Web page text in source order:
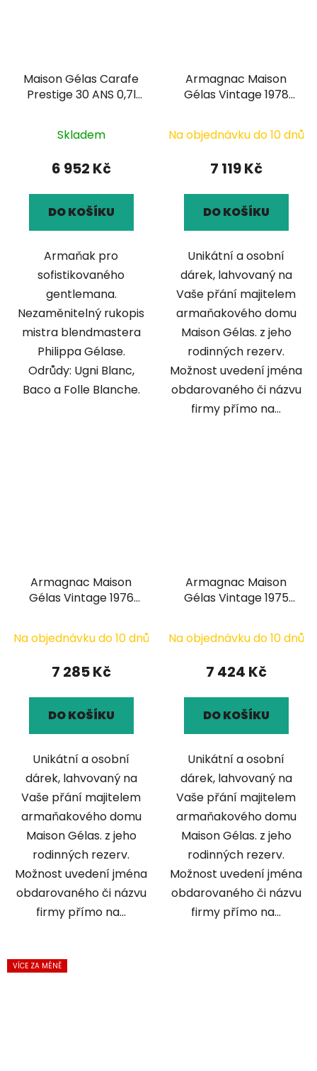
Maison Gélas Carafe
Prestige 30 ANS 0,7l
Skladem
6 952 Kč
DO KOŠÍKU
Armaňak pro
sofistikovaného
gentlemana.
Nezaměnitelný rukopis
mistra blendmastera
Philippa Gélase.
Odrůdy: Ugni Blanc,
Baco a Folle Blanche.
Armagnac Maison
Gélas Vintage 1978
Na objednávku do 10 dnů
7 119 Kč
DO KOŠÍKU
Unikátní a osobní
dárek, lahvovaný na
Vaše přání majitelem
armaňakového domu
Maison Gélas. z jeho
rodinných rezerv.
Možnost uvedení jména
obdarovaného či názvu
firmy přímo na...
Armagnac Maison
Gélas Vintage 1976
Na objednávku do 10 dnů
7 285 Kč
DO KOŠÍKU
Unikátní a osobní
dárek, lahvovaný na
Vaše přání majitelem
armaňakového domu
Maison Gélas. z jeho
rodinných rezerv.
Možnost uvedení jména
obdarovaného či názvu
firmy přímo na...
Armagnac Maison
Gélas Vintage 1975
Na objednávku do 10 dnů
7 424 Kč
DO KOŠÍKU
Unikátní a osobní
dárek, lahvovaný na
Vaše přání majitelem
armaňakového domu
Maison Gélas. z jeho
rodinných rezerv.
Možnost uvedení jména
obdarovaného či názvu
firmy přímo na...
VÍCE ZA MÉNĚ